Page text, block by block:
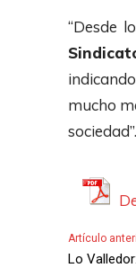
d
u
c
u
“Desde
mucho
sociedad”.
Artículo
Lo